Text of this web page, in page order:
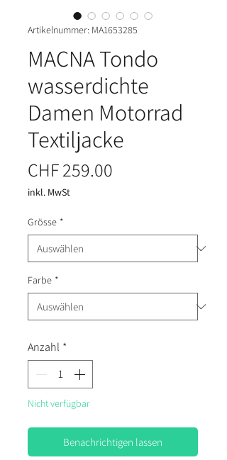
Artikelnummer: MA1653285
MACNA Tondo
wasserdichte
Damen Motorrad
Textiljacke
CHF 259.00
inkl. MwSt
Grösse *
Farbe *
Anzahl *
Nicht verfügbar
Benachrichtigen lassen